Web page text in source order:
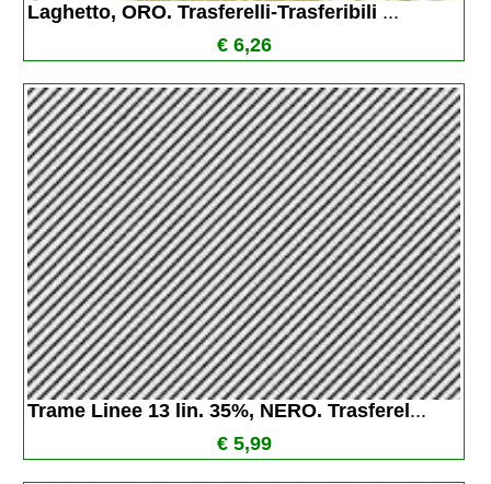
Laghetto, ORO. Trasferelli-Trasferibili ...
€ 6,26
Trame Linee 13 lin. 35%, NERO. Trasferel ...
€ 5,99